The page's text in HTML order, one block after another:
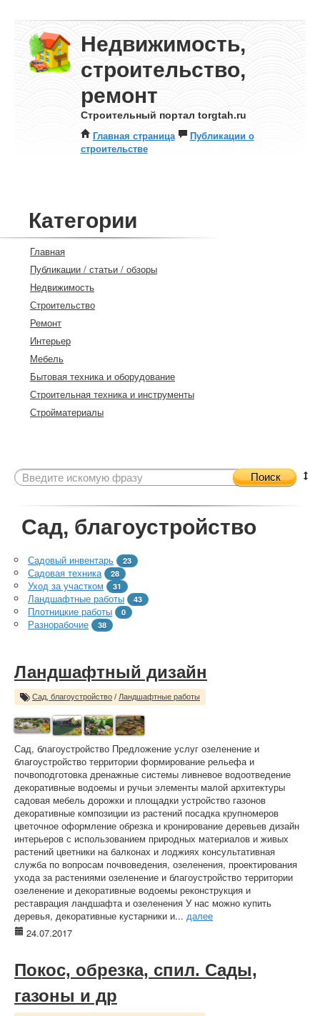
Недвижимость,
строительство,
ремонт
Строительный портал torgtah.ru
Главная страница
Публикации о
строительстве
Категории
Главная
Публикации / статьи / обзоры
Недвижимость
Строительство
Ремонт
Интерьер
Мебель
Бытовая техника и оборудование
Строительная техника и инструменты
Стройматериалы
Поиск
Сад, благоустройство
Садовый инвентарь 23
Садовая техника 28
Уход за участком 31
Ландшафтные работы 43
Плотницкие работы 0
Разнорабочие 38
Ландшафтный дизайн
Сад, благоустройство / Ландшафтные работы
Сад, благоустройство Предложение услуг озеленение и
благоустройство территории формирование рельефа и
почвоподготовка дренажные системы ливневое водоотведение
декоративные водоемы и ручьи элементы малой архитектуры
садовая мебель дорожки и площадки устройство газонов
декоративные композиции из растений посадка крупномеров
цветочное оформление обрезка и кронирование деревьев дизайн
интерьеров с использованием природных материалов и живых
растений цветники на балконах и лоджиях консультативная
служба по вопросам почвоведения, озеленения, проектирования
ухода за растениями озеленение и благоустройство территории
озеленение и декоративные водоемы реконструкция и
реставрация ландшафта и озеленения У нас можно купить
деревья, декоративные кустарники и... далее
24.07.2017
Покос, обрезка, спил. Сады,
газоны и др